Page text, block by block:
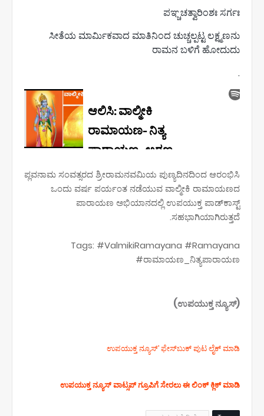
ಪಞ್ಚಚತ್ವಾರಿಂಶಃ ಸರ್ಗಃ
ಸೀತೆಯ ಮಾರ್ಮಿಕವಾದ ಮಾತಿನಿಂದ ಚುಚ್ಚಲ್ಪಟ್ಟ ಲಕ್ಷ್ಮಣನು
ರಾಮನ ಬಳಿಗೆ ಹೋದುದು
.
ಪ್ಲವನಾಮ ಸಂವತ್ಸರದ ಶ್ರೀರಾಮನವಮಿಯ ಪುಣ್ಯದಿನದಿಂದ ಆರಂಭಿಸಿ
ಒಂದು ವರ್ಷ ಪರ್ಯಂತ ನಡೆಯುವ ವಾಲ್ಮೀಕಿ ರಾಮಾಯಣದ
ಪಾರಾಯಣ ಅಭಿಯಾನದಲ್ಲಿ ಉಪಯುಕ್ತ ಪಾಡ್‌ಕಾಸ್ಟ್‌
ಸಹಭಾಗಿಯಾಗಿರುತ್ತದೆ.
Tags: #ValmikiRamayana #Ramayana
#ರಾಮಾಯಣ_ನಿತ್ಯಪಾರಾಯಣ
(ಉಪಯುಕ್ತ ನ್ಯೂಸ್)
ಉಪಯುಕ್ತ ನ್ಯೂಸ್‌’ ಫೇಸ್‌ಬುಕ್ ಪುಟ ಲೈಕ್ ಮಾಡಿ
ಉಪಯುಕ್ತ ನ್ಯೂಸ್‌ ವಾಟ್ಸಪ್‌ ಗ್ರೂಪಿಗೆ ಸೇರಲು ಈ ಲಿಂಕ್ ಕ್ಲಿಕ್ ಮಾಡಿ